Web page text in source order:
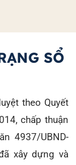
SỔ
theo Quyết
chấp thuận
4937/UBND-
xây dựng và